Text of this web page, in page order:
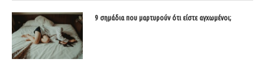
9 σημάδια που μαρτυρούν ότι είστε αγχωμένοι;